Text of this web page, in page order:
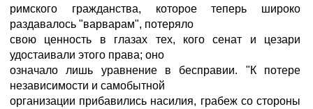
римского гражданства, которое теперь широко
раздавалось "варварам", потеряло
свою ценность в глазах тех, кого сенат и цезари
удостаивали этого права; оно
означало лишь уравнение в бесправии. "К потере
независимости и самобытной
организации прибавились насилия, грабеж со стороны